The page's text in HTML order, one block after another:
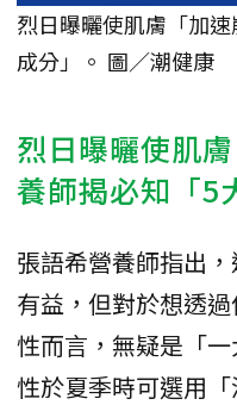
烈日曝曬使肌膚「加
成分」。 圖／潮健康
烈日曝曬使肌
養師揭必知「5
張語希營養師指出
有益，但對於想透
性而言，無疑是「
性於夏季時可選用「